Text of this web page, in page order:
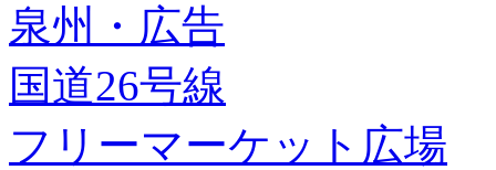
泉州・広告
国道26号線
フリーマーケット広場